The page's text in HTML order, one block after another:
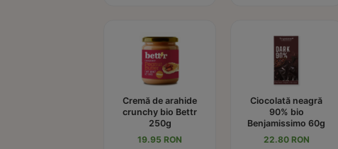
Cremă de arahide
crunchy bio Bettr
250g
19.95 RON
Ciocolată neagră
90% bio
Benjamissimo 60g
22.80 RON